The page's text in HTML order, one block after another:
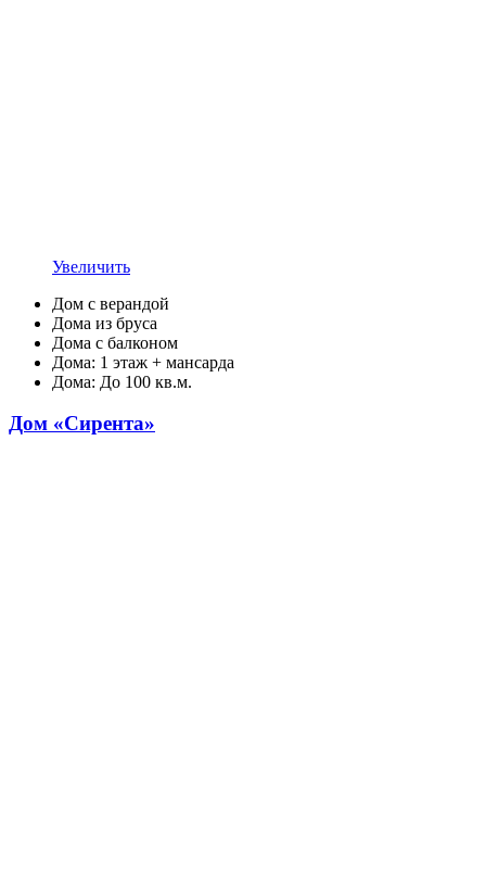
Увеличить
Дом с верандой
Дома из бруса
Дома с балконом
Дома: 1 этаж + мансарда
Дома: До 100 кв.м.
Дом «Сирента»